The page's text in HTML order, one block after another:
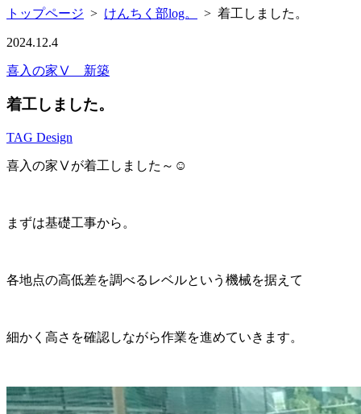
トップページ > けんちく部log。 > 着工しました。
2024.12.4
喜入の家Ⅴ 新築
着工しました。
TAG Design
喜入の家Ⅴが着工しました～☺
まずは基礎工事から。
各地点の高低差を調べるレベルという機械を据えて
細かく高さを確認しながら作業を進めていきます。